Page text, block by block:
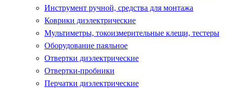
Инструмент ручной, средства для монтажа
Коврики диэлектрические
Мультиметры, токоизмерительные клещи, тестеры
Оборудование паяльное
Отвертки диэлектрические
Отвертки-пробники
Перчатки диэлектрические